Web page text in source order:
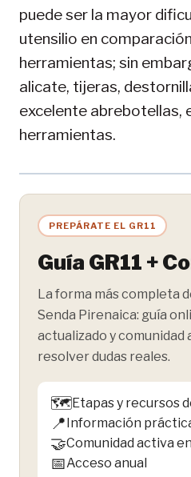
puede ser la mayor
utensilio en
herramientas; sin
alicate, tijeras,
excelente abrebotellas,
herramientas.
PREPÁRATE EL GR11
Guía GR11 +
La forma más completa
Senda Pirenaica: guía
actualizado y comunidad
resolver dudas reales.
🗺️Etapas y recursos
📍 Información
🤝Comunidad activa
📅Acceso anual